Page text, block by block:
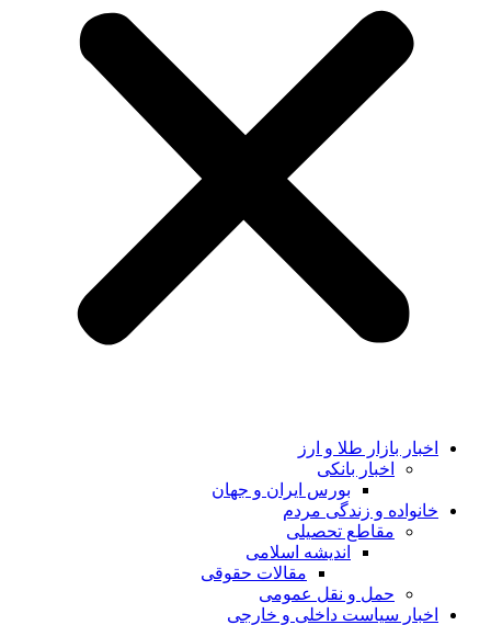
اخبار بازار طلا و ارز
اخبار بانکی
بورس ایران و جهان
خانواده و زندگی مردم
مقاطع تحصیلی
اندیشه اسلامی
مقالات حقوقی
حمل و نقل عمومی
اخبار سیاست داخلی و خارجی